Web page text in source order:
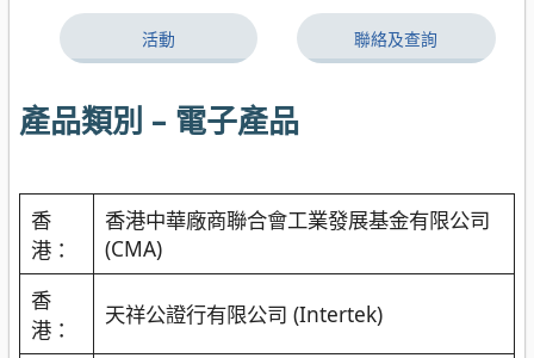
活動 聯絡及查詢
產品類別 – 電子產品
香
港：
香港中華廠商聯合會工業發展基金有限公司
(CMA)
香
港：
天祥公證行有限公司 (Intertek)